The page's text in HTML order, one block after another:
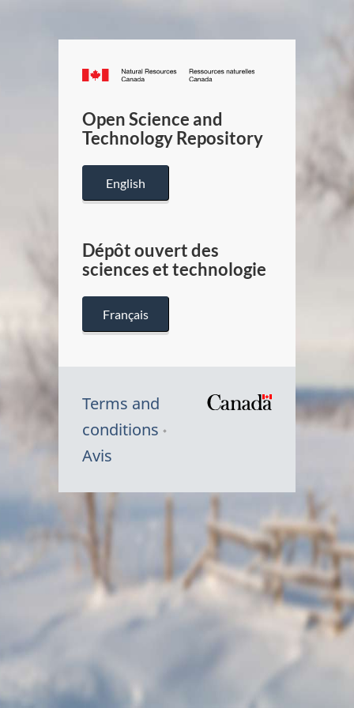
Canada.ca
/
Canada
Open Science and
Technology Repository
English
Dépôt ouvert des
sciences et technologie
Français
Terms and
conditions
Avis
Symbole
Canada